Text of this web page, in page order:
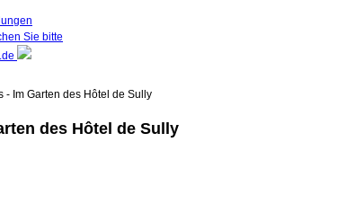
Sie bitte
- Im Garten des Hôtel de Sully
des Hôtel de Sully